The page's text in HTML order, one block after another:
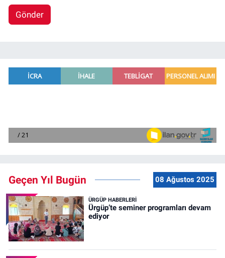
Gönder
Geçen Yıl Bugün 08 Ağustos 2025
ÜRGÜP HABERLERI
Ürgüp’te seminer programları devam
ediyor